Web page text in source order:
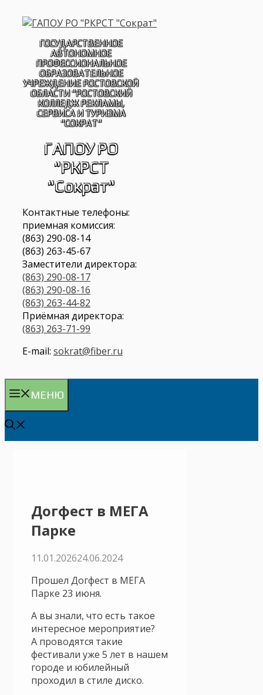
содержимому
ГОСУДАРСТВЕННОЕ
АВТОНОМНОЕ
ПРОФЕССИОНАЛЬНОЕ
ОБРАЗОВАТЕЛЬНОЕ
УЧРЕЖДЕНИЕ РОСТОВСКОЙ
ОБЛАСТИ "РОСТОВСКИЙ
КОЛЛЕДЖ РЕКЛАМЫ,
СЕРВИСА И ТУРИЗМА
"СОКРАТ"
ГАПОУ РО
"РКРСТ
"Сократ"
Контактные телефоны:
приемная комиссия:
(863) 290-08-14
(863) 263-45-67
Заместители директора:
(863) 290-08-17
(863) 290-08-16
(863) 263-44-82
Приёмная директора:
(863) 263-71-99
E-mail: sokrat@fiber.ru
МЕНЮ
Догфест в МЕГА
Парке
11.01.202624.06.2024
Прошел Догфест в МЕГА
Парке 23 июня.
А вы знали, что есть такое
интересное мероприятие?
А проводятся такие
фестивали уже 5 лет в нашем
городе и юбилейный
проходил в стиле диско.